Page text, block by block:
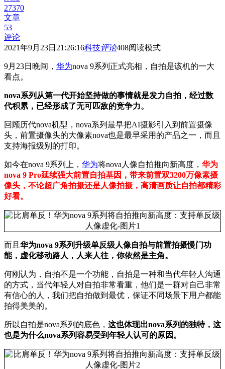
27370
文章
53
评论
2021年9月23日21:26:16科技评论408阅读模式
9月23日晚间， 华为nova 9系列正式亮相，自拍是该机的一大
看点。
nova系列从第一代开始坚持做的事情就是发力自拍，经过数
代积累，已经形成了无可匹敌的竞争力。
回顾历代nova机型，nova系列最早把AI摄影引入到前置摄像
头，前置摄像头的大像素nova也是最早采用的产品之一，而且
支持海报级别的打印。
如今在nova 9系列上， 华为将nova人像自拍推向新高度， 华为
nova 9 Pro延续强大前置自拍基因，带来前置双3200万像素摄
像头，不论超广角拍摄还是人像拍摄，高清画质让自拍都精彩
好看。
而且 华为nova 9系列升级单反级人像自拍与前置拍摄慢门功
能，虚化移动路人，人来人往，你依然是主角。
何刚认为，自拍不是一个功能，自拍是一种和当代年轻人沟通
的方式，当代年轻人对自拍非常看重，他们是一群对自己非常
有信心的人，我们把自拍做到最优，保证不同场景下用户都能
拍得美美的。
所以自拍是nova系列的底色， 这也体现出nova系列的独特，这
也是为什么nova系列容易受到年轻人认可的原因。